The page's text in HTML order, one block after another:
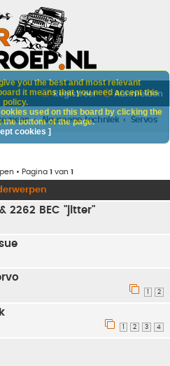
Aanmelden
Registreer
Algemene techniek Servos
• Pagina 1 van 1
2262 BEC "jitter"
2
1 2 3 4
you the best and most relevant
it means that you need accept this
policy.
used on this board by clicking the
bottom of the page.
cookies ]